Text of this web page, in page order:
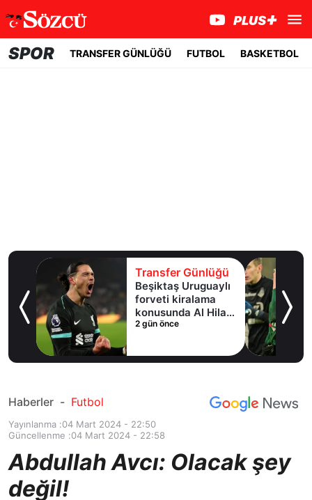
SPOR TRANSFER GÜNLÜĞÜ FUTBOL BASKETBOL
Transfer Günlüğü
Beşiktaş Uruguaylı
forveti kiralama
konusunda Al Hilal
ile anlaştı! Adım
2 gün önce
Haberler - Futbol
Yayınlanma :04 Mart 2024 - 22:50
Güncellenme :04 Mart 2024 - 22:58
Abdullah Avcı: Olacak şey
değil!